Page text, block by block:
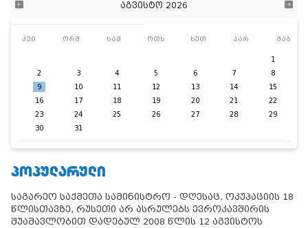
აგვისტო 2026
კვი ორშ სამ ოთხ ხუთ პარ შაბ
1
2
3 4 5 6 7
8
9
10 11 12 13 14
15
16
17 18 19 20 21
22
23
24 25 26 27 28
29
30
31
ᲞᲝᲞᲣᲚᲐᲠᲣᲚᲘ
საგარეო საქმეთა სამინისტრო - დღესაც, ოკუპაციის 18
წლისთავზე, რუსეთი არ ასრულებს ევროკავშირის
შუამავლობით დადებულ 2008 წლის 12 აგვისტოს